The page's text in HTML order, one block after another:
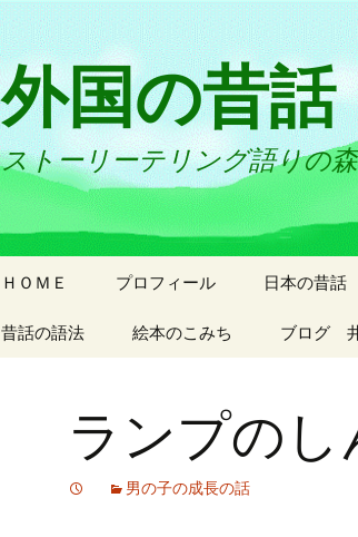
外国の昔話
ストーリーテリング語りの森
ＨＯＭＥ プロフィール 日本の昔話
昔話の語法 絵本のこみち ブログ
ランプのし
男の子の成長の話